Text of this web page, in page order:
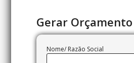
Gerar
Nome/ Razão Social